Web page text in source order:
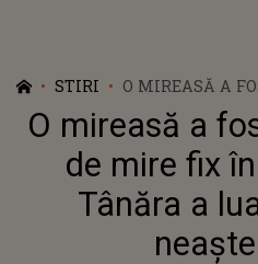
STIRI
O MIREASĂ A
FIX ÎN ZIUA
DECIZIE
O mireasă a
de mire fix
Tânăra a